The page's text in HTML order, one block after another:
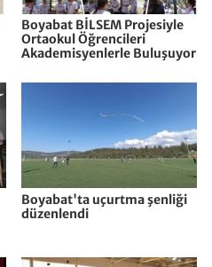
Boyabat BİLSEM Projesiyle
Ortaokul Öğrencileri
Akademisyenlerle Buluşuyor
Boyabat'ta uçurtma şenliği
düzenlendi